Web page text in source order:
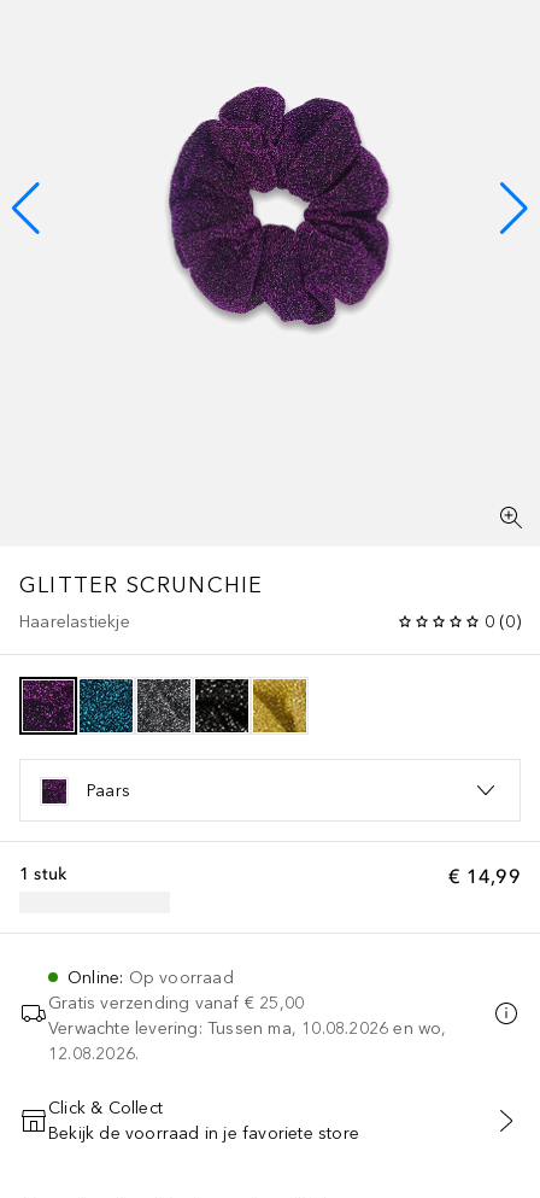
GLITTER SCRUNCHIE
Haarelastiekje 0 (0)
Paars
€ 14,99
1 stuk
Online: Op voorraad
Gratis verzending vanaf € 25,00
Verwachte levering: Tussen ma, 10.08.2026 en wo,
12.08.2026.
VOEG TOE AAN WINKELMANDJE
Click & Collect
Bekijk de voorraad in je favoriete store